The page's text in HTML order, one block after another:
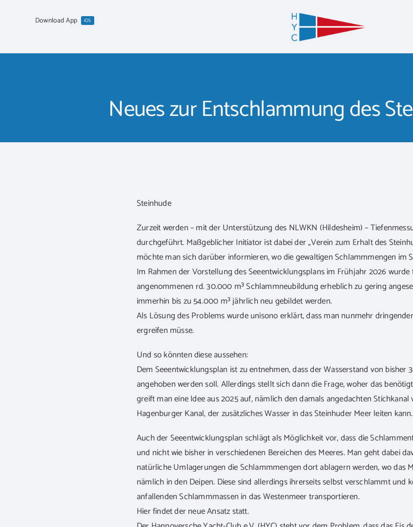
Download App iOS
Neues zur Entschlammung des
Steinhude
Zurzeit werden – mit der Unterstützung des NLWKN (Hildesheim) –
durchgeführt. Maßgeblicher Initiator ist dabei der „Verein zum Erhalt des
möchte man sich darüber informieren, wo die gewaltigen Schlammmengen im
Im Rahmen der Vorstellung des Seeentwicklungsplans im Frühjahr 2026
angenommenen rd. 30.000 m³ Schlammneubildung erheblich zu gering
immerhin bis zu 54.000 m³ jährlich neu gebildet werden.
Als Lösung des Problems wurde unisono erklärt, dass man nunmehr
ergreifen müsse.
Und so könnten diese aussehen:
Dem Seeentwicklungsplan ist zu entnehmen, dass der Wasserstand von bisher
angehoben werden soll. Allerdings stellt sich dann die Frage, woher das
greift man eine Idee aus 2025 auf, nämlich den damals angedachten
Hagenburger Kanal, der zusätzliches Wasser in das Steinhuder Meer leiten kann.
Auch der Seeentwicklungsplan schlägt als Möglichkeit vor, dass die
und nicht wie bisher in verschiedenen Bereichen des Meeres. Man geht dabei
natürliche Umlagerungen die Schlammmengen dort ablagern werden, wo das
nämlich in den Deipen. Diese sind allerdings ihrerseits selbst verschlammt und
anfallenden Schlammmassen in das Westenmeer transportieren.
Hier findet der neue Ansatz statt.